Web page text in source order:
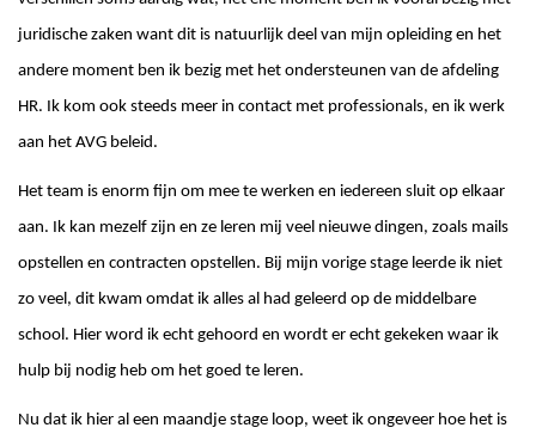
juridische zaken want dit is natuurlijk deel van mijn opleiding en het
andere moment ben ik bezig met het ondersteunen van de afdeling
HR. Ik kom ook steeds meer in contact met professionals, en ik werk
aan het AVG beleid.
Het team is enorm fijn om mee te werken en iedereen sluit op elkaar
aan. Ik kan mezelf zijn en ze leren mij veel nieuwe dingen, zoals mails
opstellen en contracten opstellen. Bij mijn vorige stage leerde ik niet
zo veel, dit kwam omdat ik alles al had geleerd op de middelbare
school. Hier word ik echt gehoord en wordt er echt gekeken waar ik
hulp bij nodig heb om het goed te leren.
Nu dat ik hier al een maandje stage loop, weet ik ongeveer hoe het is